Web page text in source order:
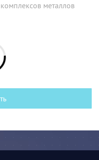
металлов